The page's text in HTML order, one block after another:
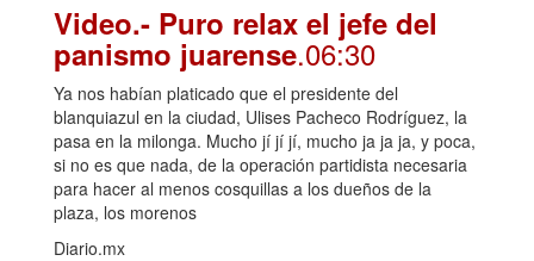
Video.- Puro relax el jefe del
panismo juarense.06:30
Ya nos habían platicado que el presidente del
blanquiazul en la ciudad, Ulises Pacheco Rodríguez, la
pasa en la milonga. Mucho jí jí jí, mucho ja ja ja, y poca,
si no es que nada, de la operación partidista necesaria
para hacer al menos cosquillas a los dueños de la
plaza, los morenos
Diario.mx